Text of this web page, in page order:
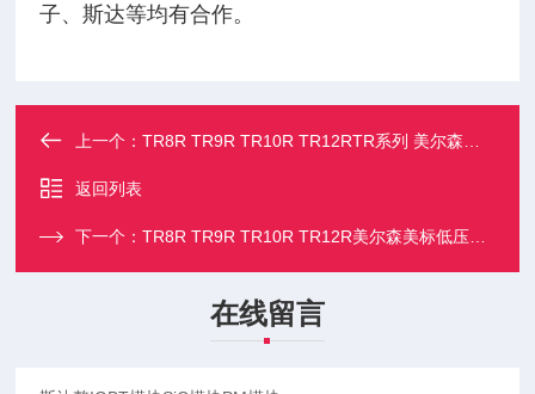
子、斯达等均有合作。
上一个：TR8R TR9R TR10R TR12RTR系列 美尔森美标低压熔断器
返回列表
下一个：TR8R TR9R TR10R TR12R美尔森美标低压熔断器 TRS系列
在线留言